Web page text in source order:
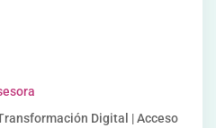
Digital | Acceso